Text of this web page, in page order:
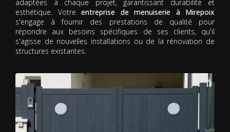
adaptées à chaque projet, garantissant durabilité et
esthétique. Votre entreprise de menuiserie à Mirepoix
s'engage à fournir des prestations de qualité pour
répondre aux besoins spécifiques de ses clients, qu'il
s'agisse de nouvelles installations ou de la rénovation de
structures existantes.